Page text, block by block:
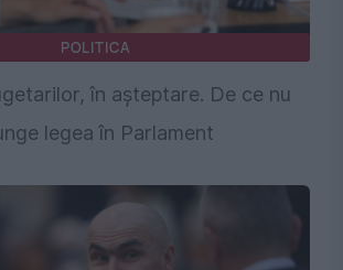
POLITICA
în așteptare. De ce nu
legea în Parlament